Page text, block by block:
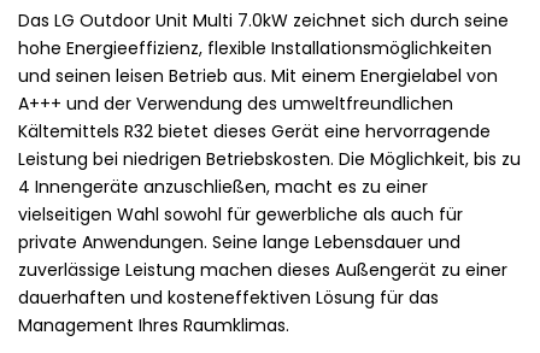
Das LG Outdoor Unit Multi 7.0kW zeichnet sich durch seine
hohe Energieeffizienz, flexible Installationsmöglichkeiten
und seinen leisen Betrieb aus. Mit einem Energielabel von
A+++ und der Verwendung des umweltfreundlichen
Kältemittels R32 bietet dieses Gerät eine hervorragende
Leistung bei niedrigen Betriebskosten. Die Möglichkeit, bis zu
4 Innengeräte anzuschließen, macht es zu einer
vielseitigen Wahl sowohl für gewerbliche als auch für
private Anwendungen. Seine lange Lebensdauer und
zuverlässige Leistung machen dieses Außengerät zu einer
dauerhaften und kosteneffektiven Lösung für das
Management Ihres Raumklimas.